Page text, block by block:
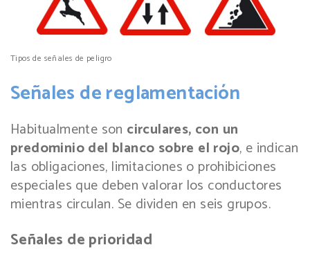
Tipos de señales de peligro
Señales de reglamentación
Habitualmente son circulares, con un
predominio del blanco sobre el rojo, e indican
las obligaciones, limitaciones o prohibiciones
especiales que deben valorar los conductores
mientras circulan. Se dividen en seis grupos.
Señales de prioridad